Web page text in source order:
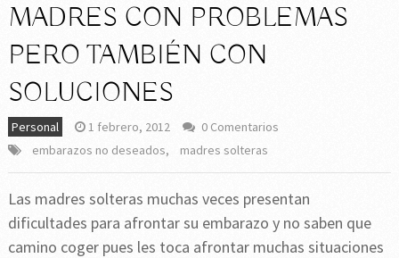
MADRES CON PROBLEMAS
PERO TAMBIÉN CON
SOLUCIONES
Personal 1 febrero, 2012
0 Comentarios
embarazos no deseados, madres solteras
Las madres solteras muchas veces presentan
dificultades para afrontar su embarazo y no saben que
camino coger pues les toca afrontar muchas situaciones